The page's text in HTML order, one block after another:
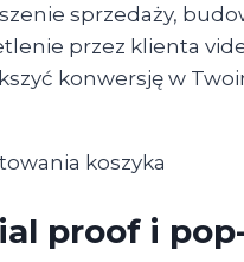
sprzedaży,
przez klienta
konwersję w
koszyka
proof i